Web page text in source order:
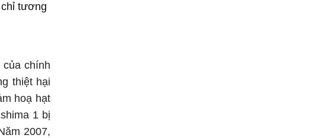
tương
chính
thiệt hại
hoạ hạt
1 bị
2007,